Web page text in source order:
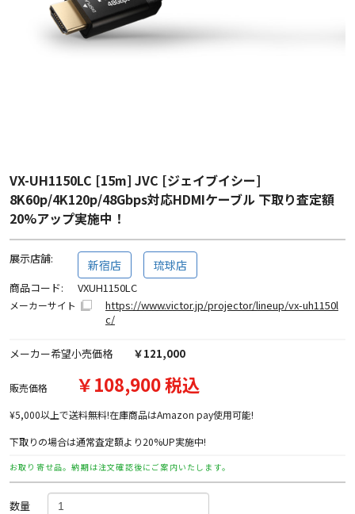
VX-UH1150LC [15m] JVC [ジェイブイシー]
8K60p/4K120p/48Gbps対応HDMIケーブル 下取り査定額
20%アップ実施中！
展示店舗: 新宿店 琉球店
商品コード: VXUH1150LC
メーカーサイト
https://www.victor.jp/projector/lineup/vx-uh1150l
c/
メーカー希望小売価格 ￥121,000
販売価格 ￥108,900 税込
¥5,000以上で送料無料!在庫商品はAmazon pay使用可能!
下取りの場合は通常査定額より20%UP実施中!
お取り寄せ品。納期は注文確認後にご案内いたします。
数量